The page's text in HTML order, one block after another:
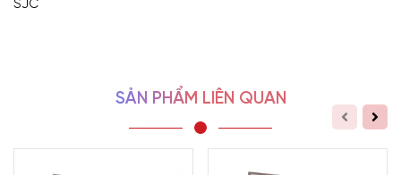
SJC
SẢN PHẨM LIÊN QUAN